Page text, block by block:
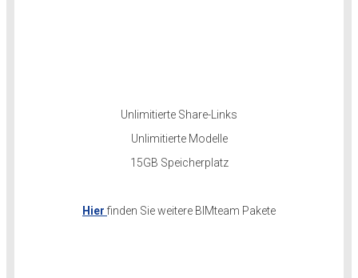
Unlimitierte Share-Links
Unlimitierte Modelle
15GB Speicherplatz
Hier finden Sie weitere BIMteam Pakete